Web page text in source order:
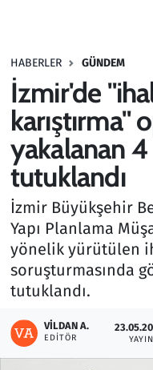
HABERLER GÜNDEM
İzmir'de
karıştırma"
yakalanan
tutuklandı
İzmir Büyükşehir
Yapı Planlama
yönelik yürütülen
soruşturmasında
tutuklandı.
VILDAN A.
EDITÖR
Haber
Kültür Sanat
Kurumsal
Lezzet Durağı
Memur ve Kamu
Otomobil
Ramazan